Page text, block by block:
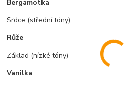
Bergamotka
Srdce (střední tóny)
Růže
Základ (nízké tóny)
Vanilka